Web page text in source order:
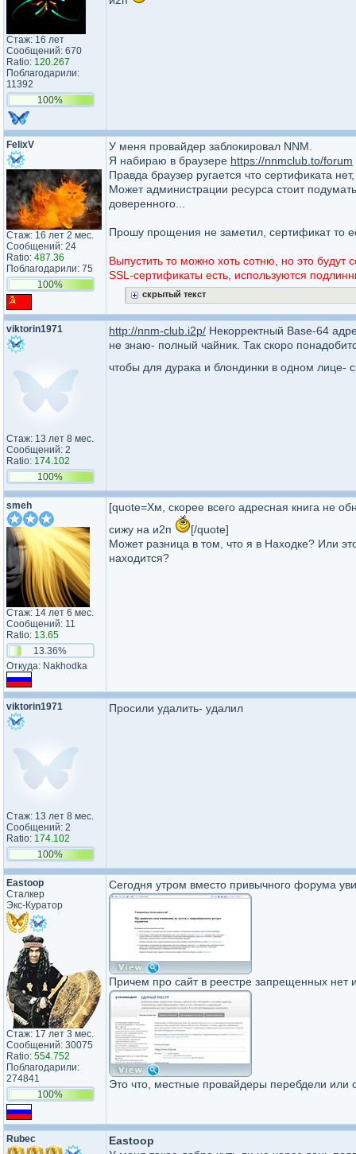
Стаж: 16 лет
Сообщений: 670
Ratio: 120.267
Поблагодарили:
11392
100%
FelixV
Стаж: 16 лет 2 мес.
Сообщений: 24
Ratio: 487.36
Поблагодарили: 75
100%
У меня провайдер заблокировал NNM.
Я набираю в браузере https://nnmclub.to/forum
Правда браузер ругается что сертификата
Может администрации ресурса стоит
доверенного...
Прошу прощения не заметил, сертификат то
Выпустить то можно хоть сотню, но это
SSL-сертификаты есть, используются
скрытый текст
viktorin1971
Стаж: 13 лет 8 мес.
Сообщений: 2
Ratio: 174.102
100%
http://nnm-club.i2p/ Некорректный Base-64
не знаю- полный чайник. Так скоро
чтобы для дурака и блондинки в одном лице-
smeh
Стаж: 14 лет 6 мес.
Сообщений: 11
Ratio: 13.65
13.36%
Откуда: Nakhodka
[quote=Хм, скорее всего адресная книга не
сижу на и2п
[/quote]
Может разница в том, что я в Находке? Или
находится?
viktorin1971
Стаж: 13 лет 8 мес.
Сообщений: 2
Ratio: 174.102
100%
Просили удалить- удалил
Eastoop
Сталкер
Экс-Куратор
Стаж: 17 лет 3 мес.
Сообщений: 30075
Ratio: 554.752
Поблагодарили:
274841
100%
Сегодня утром вместо привычного форума
Причем про сайт в реестре запрещенных нет
Это что, местные провайдеры перебдели или
Rubec
Eastoop